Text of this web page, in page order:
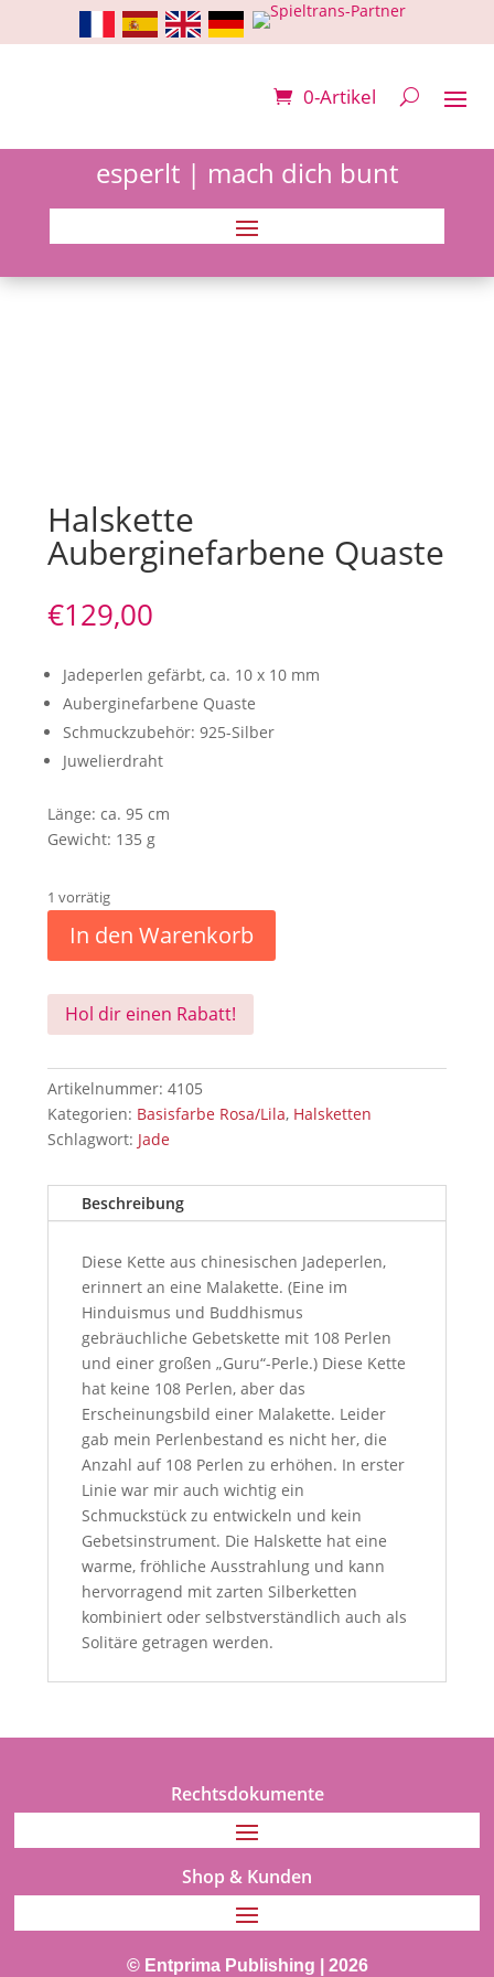
0-Artikel
esperlt | mach dich bunt
Halskette
Auberginefarbene Quaste
€129,00
Jadeperlen gefärbt, ca. 10 x 10 mm
Auberginefarbene Quaste
Schmuckzubehör: 925-Silber
Juwelierdraht
Länge: ca. 95 cm
Gewicht: 135 g
1 vorrätig
In den Warenkorb
Hol dir einen Rabatt!
Artikelnummer: 4105
Kategorien: Basisfarbe Rosa/Lila, Halsketten
Schlagwort: Jade
Beschreibung
Diese Kette aus chinesischen Jadeperlen,
erinnert an eine Malakette. (Eine im
Hinduismus und Buddhismus
gebräuchliche Gebetskette mit 108 Perlen
und einer großen „Guru“-Perle.) Diese Kette
hat keine 108 Perlen, aber das
Erscheinungsbild einer Malakette. Leider
gab mein Perlenbestand es nicht her, die
Anzahl auf 108 Perlen zu erhöhen. In erster
Linie war mir auch wichtig ein
Schmuckstück zu entwickeln und kein
Gebetsinstrument. Die Halskette hat eine
warme, fröhliche Ausstrahlung und kann
hervorragend mit zarten Silberketten
kombiniert oder selbstverständlich auch als
Solitäre getragen werden.
Rechtsdokumente
Shop & Kunden
© Entprima Publishing | 2026